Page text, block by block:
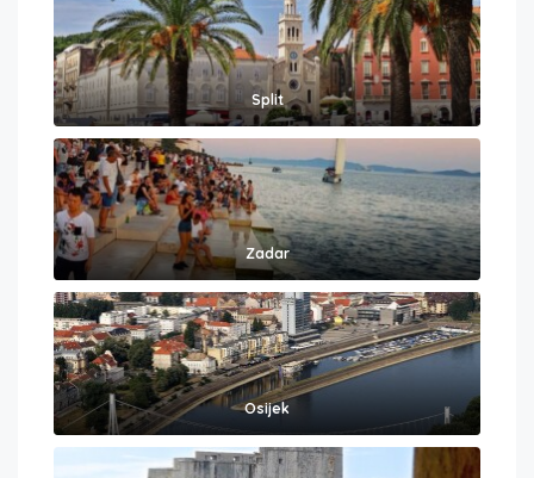
Split
Zadar
Osijek